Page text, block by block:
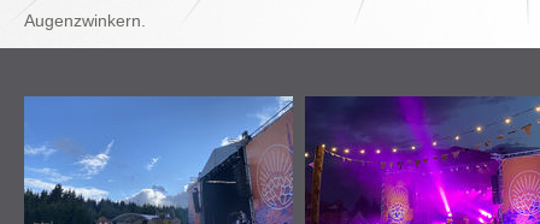
Augenzwinkern.